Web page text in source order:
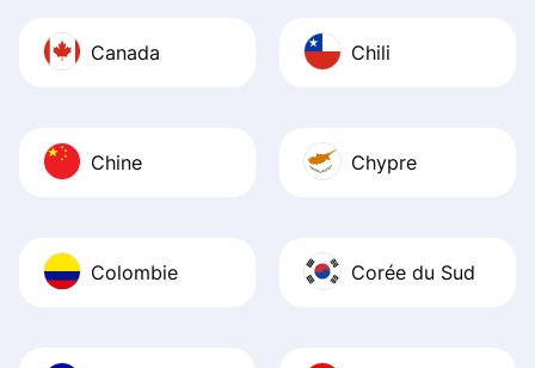
Canada Chili
Chine Chypre
Colombie Corée du Sud